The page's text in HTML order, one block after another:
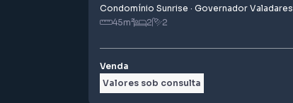
Condomínio Sunrise · Governador Valadares
45m² 2 2
Venda
Valores sob consulta